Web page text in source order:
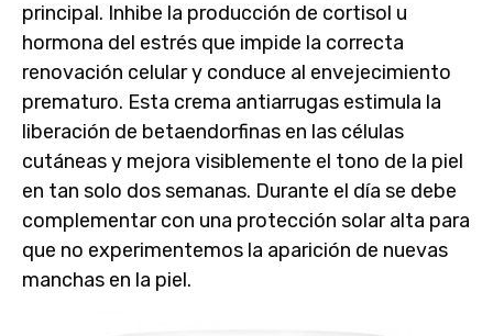
principal. Inhibe la producción de cortisol u
hormona del estrés que impide la correcta
renovación celular y conduce al envejecimiento
prematuro. Esta crema antiarrugas estimula la
liberación de betaendorfinas en las células
cutáneas y mejora visiblemente el tono de la piel
en tan solo dos semanas. Durante el día se debe
complementar con una protección solar alta para
que no experimentemos la aparición de nuevas
manchas en la piel.